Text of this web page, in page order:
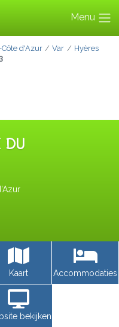
Menu
d'Azur Var
Hyères
DU
Kaart Accommodaties
bekijken